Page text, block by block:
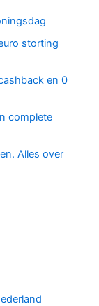
storting
en 0
complete
Alles over